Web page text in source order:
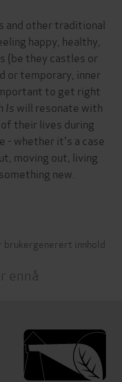
and other traditional
happy, healthy,
(be they castles or
or temporary, inner
to get right
Is will resonate with
their lives during
- whether it's a case
moving out, living
innhold
ennå